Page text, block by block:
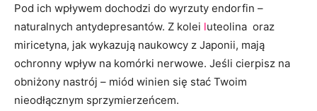
Pod ich wpływem dochodzi do wyrzuty endorfin –
naturalnych antydepresantów. Z kolei luteolina oraz
miricetyna, jak wykazują naukowcy z Japonii, mają
ochronny wpływ na komórki nerwowe. Jeśli cierpisz na
obniżony nastrój – miód winien się stać Twoim
nieodłącznym sprzymierzeńcem.